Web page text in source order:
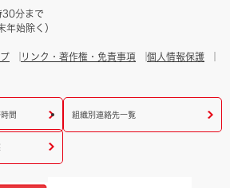
30分まで
年始除く）
リンク・著作権・免責事項
個人情報保護
間 組織別連絡先一覧